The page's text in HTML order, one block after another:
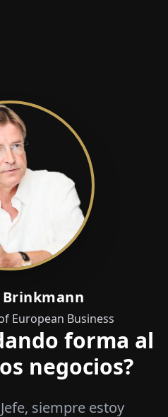
European Business
forma al
negocios?
siempre estoy